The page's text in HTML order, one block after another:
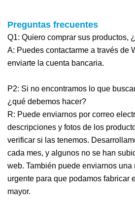
Preguntas frecuentes
Q1: Quiero comprar sus productos,
A: Puedes contactarme a través de
enviarte la cuenta bancaria.
P2: Si no encontramos lo que
¿qué debemos hacer?
R: Puede enviarnos por correo
descripciones y fotos de los
verificar si las tenemos.
cada mes, y algunos no se han
web. También puede enviarnos una
urgente para que podamos fabricar
mayor.